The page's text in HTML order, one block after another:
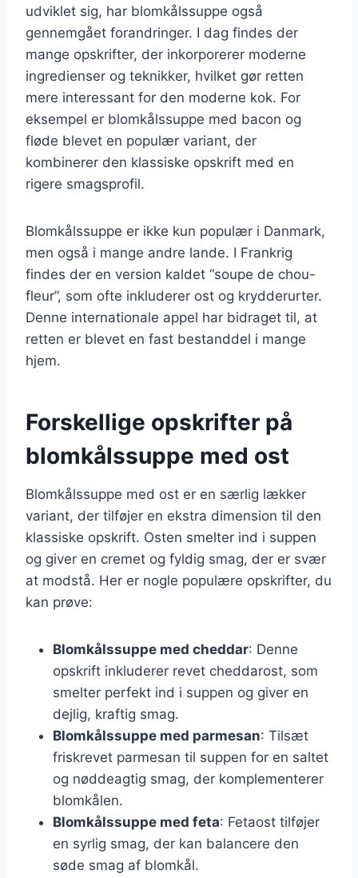
udviklet sig, har blomkålssuppe også
gennemgået forandringer. I dag findes der
mange opskrifter, der inkorporerer moderne
ingredienser og teknikker, hvilket gør retten
mere interessant for den moderne kok. For
eksempel er blomkålssuppe med bacon og
fløde blevet en populær variant, der
kombinerer den klassiske opskrift med en
rigere smagsprofil.
Blomkålssuppe er ikke kun populær i Danmark,
men også i mange andre lande. I Frankrig
findes der en version kaldet “soupe de chou-
fleur”, som ofte inkluderer ost og krydderurter.
Denne internationale appel har bidraget til, at
retten er blevet en fast bestanddel i mange
hjem.
Forskellige opskrifter på
blomkålssuppe med ost
Blomkålssuppe med ost er en særlig lækker
variant, der tilføjer en ekstra dimension til den
klassiske opskrift. Osten smelter ind i suppen
og giver en cremet og fyldig smag, der er svær
at modstå. Her er nogle populære opskrifter, du
kan prøve:
Blomkålssuppe med cheddar: Denne
opskrift inkluderer revet cheddarost, som
smelter perfekt ind i suppen og giver en
dejlig, kraftig smag.
Blomkålssuppe med parmesan: Tilsæt
friskrevet parmesan til suppen for en saltet
og nøddeagtig smag, der komplementerer
blomkålen.
Blomkålssuppe med feta: Fetaost tilføjer
en syrlig smag, der kan balancere den
søde smag af blomkål.